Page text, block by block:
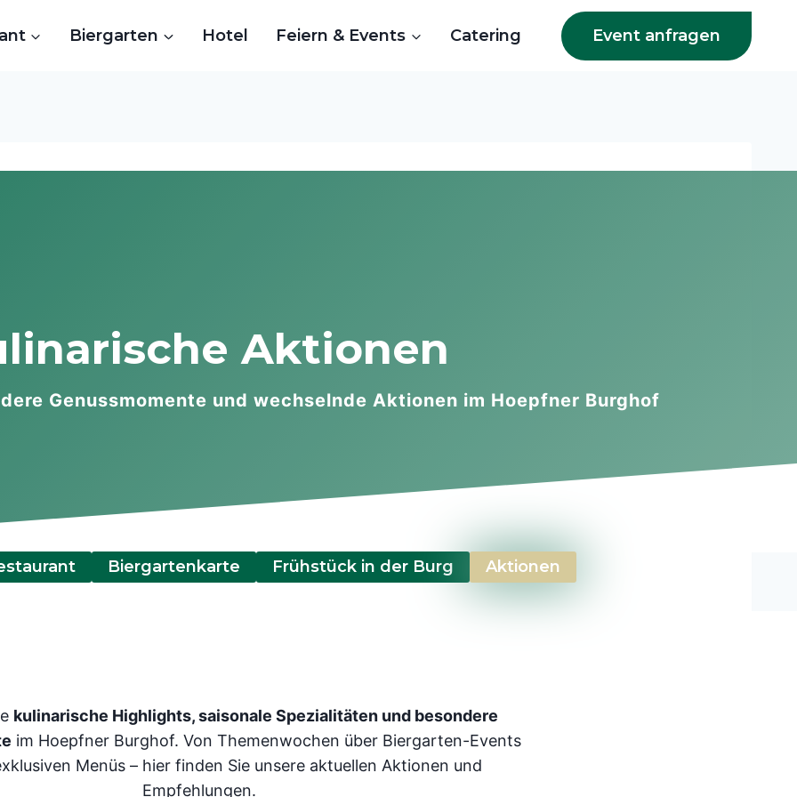
Biergarten Hotel Feiern & Events Catering Event anfragen
Aktionen
Genussmomente und wechselnde Aktionen im Hoepfner Burghof
Biergartenkarte Frühstück in der Burg Aktionen
kulinarische Highlights, saisonale Spezialitäten und besondere
im Hoepfner Burghof. Von Themenwochen über Biergarten-Events
Menüs – hier finden Sie unsere aktuellen Aktionen und
Empfehlungen.